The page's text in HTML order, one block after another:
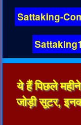
Sattaking-
ये हैं पिछले
जोड़ी सूटर,